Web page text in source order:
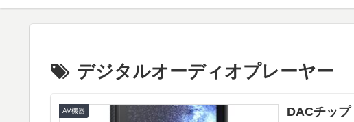
デジタルオーディオプレーヤー
AV機器
DACチップ